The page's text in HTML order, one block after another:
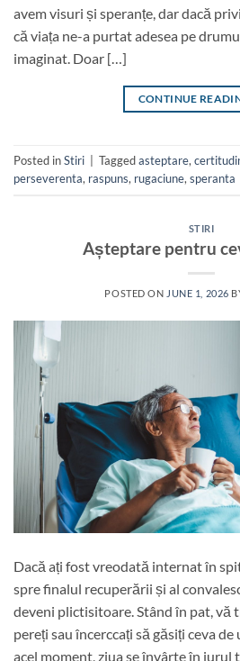
avem visuri și speranțe, dar dacă
că viața ne-a purtat adesea pe
imaginat. Doar […]
CONTINUE
Posted inStiri Taggedasteptare,
perseverenta, raspuns, rugaciune, speranta
STIRI
Așteptare pentru
POSTED ON JUNE 1, 2026
Dacă ați fost vreodată internat în
spre finalul recuperării și al
deveni plictisitoare. Stând în pat, vă
pereți sau încerccați să găsiți ceva
acel moment, ziua se învârte în jurul